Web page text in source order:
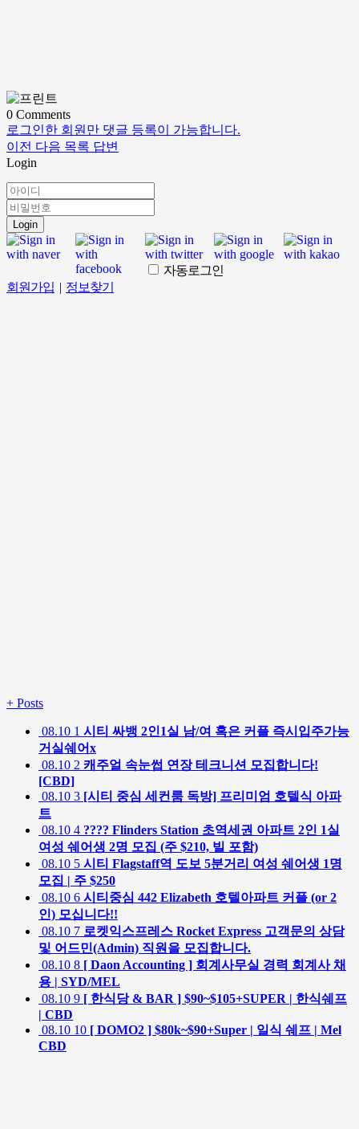
0 Comments
로그인한 회원만 댓글 등록이 가능합니다.
이전 다음 목록 답변
Login
Login
자동로그인
회원가입 | 정보찾기
+ Posts
08.10 1 시티 싸뱅 2인1실 남/여 혹은 커플 즉시입주가능
거실쉐어x
08.10 2 캐주얼 속눈썹 연장 테크니션 모집합니다!
[CBD]
08.10 3 [시티 중심 세컨룸 독방] 프리미엄 호텔식 아파
트
08.10 4 ???? Flinders Station 초역세권 아파트 2인 1실
여성 쉐어생 2명 모집 (주 $210, 빌 포함)
08.10 5 시티 Flagstaff역 도보 5분거리 여성 쉐어생 1명
모집 | 주 $250
08.10 6 시티중심 442 Elizabeth 호텔아파트 커플 (or 2
인) 모십니다!!
08.10 7 로켓익스프레스 Rocket Express 고객문의 상담
및 어드민(Admin) 직원을 모집합니다.
08.10 8 [ Daon Accounting ] 회계사무실 경력 회계사 채
용 | SYD/MEL
08.10 9 [ 한식당 & BAR ] $90~$105+SUPER | 한식쉐프
| CBD
08.10 10 [ DOMO2 ] $80k~$90+Super | 일식 쉐프 | Mel
CBD